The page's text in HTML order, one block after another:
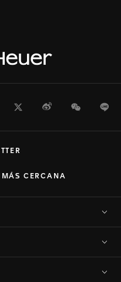
TwitterWeiboWeChat
MÁS CERCANA